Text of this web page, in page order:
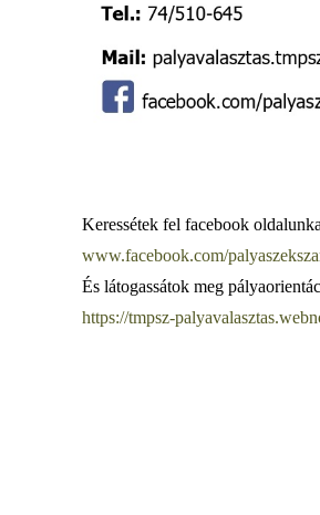
Keressétek fel facebook
www.facebook.com/
És látogassátok meg
https://tmpsz-